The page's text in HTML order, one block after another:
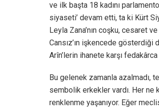
ve ilk başta 18 kadını
siyaseti’ devam etti, ta ki Kürt
Leyla Zana’nın coşku, cesaret
Cansız’ın işkencede gösterdiği
Arîn’lerin ihanete karşı
Bu gelenek zamanla azalmadı,
sembolik erkekler vardı. Her ne
renklenme yaşanıyor. Eğer